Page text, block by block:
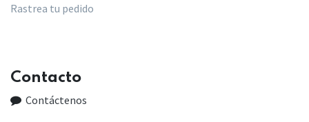
Rastrea tu pedido
Contacto
Contáctenos